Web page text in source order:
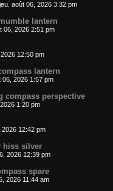
jeu. août 06, 2026 3:32 pm
lantern
06, 2026 2:51 pm
12:50 pm
lantern
06, 2026 1:57 pm
compass perspective
1:20 pm
2026 12:42 pm
hiss silver
2026 12:39 pm
spare
2026 11:44 am